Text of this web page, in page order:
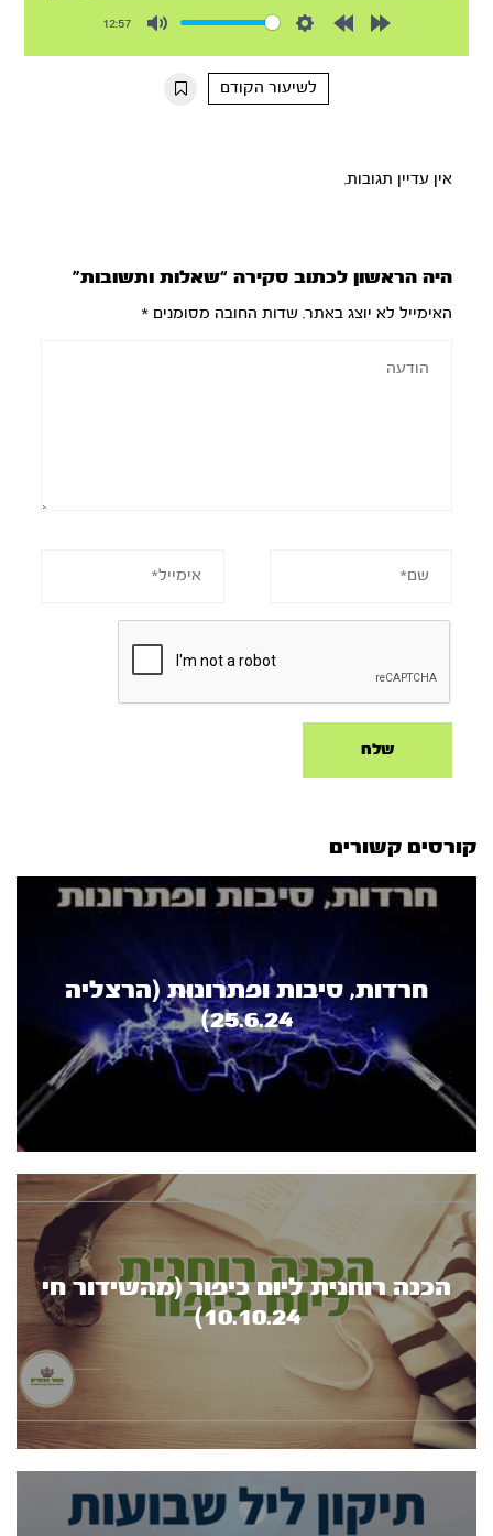
12:57
לשיעור הקודם
אין עדיין תגובות.
היה הראשון לכתוב סקירה “שאלות ותשובות”
האימייל לא יוצג באתר. שדות החובה מסומנים*
קורסים קשורים
חרדות, סיבות ופתרונות (הרצליה
25.6.24)
הכנה רוחנית ליום כיפור (מהשידור חי
10.10.24)